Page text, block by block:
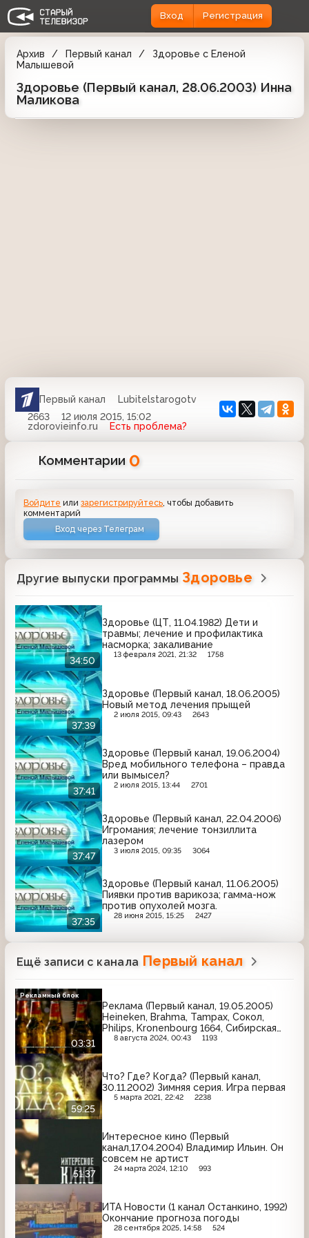
Вход Регистрация
Архив Первый канал
Здоровье с Еленой
Малышевой
Здоровье (Первый канал, 28.06.2003) Инна
Маликова
Первый канал
Lubitelstarogotv
2663
12 июля 2015, 15:02
zdorovieinfo.ru
Есть проблема?
Комментарии 0
Войдите илизарегистрируйтесь , чтобы добавить
комментарий
Вход через Телеграм
Другие выпуски программы Здоровье
34:50
Здоровье (ЦТ, 11.04.1982) Дети и
травмы; лечение и профилактика
насморка; закаливание
13 февраля 2021, 21:32 1758
37:39
Здоровье (Первый канал, 18.06.2005)
Новый метод лечения прыщей
2 июля 2015, 09:43 2643
37:41
Здоровье (Первый канал, 19.06.2004)
Вред мобильного телефона – правда
или вымысел?
2 июля 2015, 13:44 2701
37:47
Здоровье (Первый канал, 22.04.2006)
Игромания; лечение тонзиллита
лазером
3 июля 2015, 09:35 3064
37:35
Здоровье (Первый канал, 11.06.2005)
Пиявки против варикоза; гамма-нож
против опухолей мозга.
28 июня 2015, 15:25 2427
Ещё записи с канала Первый канал
03:31
Реклама (Первый канал, 19.05.2005)
Heineken, Brahma, Tampax, Сокол,
Philips, Kronenbourg 1664, Сибирская
корона
8 августа 2024, 00:43 1193
Рекламный блок
59:25
Что? Где? Когда? (Первый канал,
30.11.2002) Зимняя серия. Игра первая
5 марта 2021, 22:42 2238
51:37
Интересное кино (Первый
канал,17.04.2004) Владимир Ильин. Он
совсем не артист
24 марта 2024, 12:10 993
ИТА Новости (1 канал Останкино, 1992)
Окончание прогноза погоды
28 сентября 2025, 14:58 524